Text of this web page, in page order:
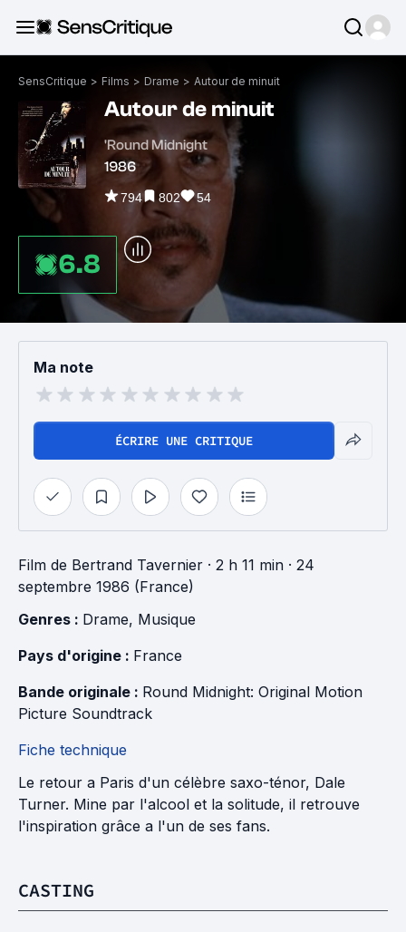
SensCritique > Films > Drame > Autour de minuit
Autour de minuit
'Round Midnight
1986
794 802 54
6.8
Ma note
ÉCRIRE UNE CRITIQUE
Film de Bertrand Tavernier · 2 h 11 min · 24
septembre 1986 (France)
Genres : Drame, Musique
Pays d'origine : France
Bande originale : Round Midnight: Original Motion
Picture Soundtrack
Fiche technique
Le retour a Paris d'un célèbre saxo-ténor, Dale
Turner. Mine par l'alcool et la solitude, il retrouve
l'inspiration grâce a l'un de ses fans.
CASTING